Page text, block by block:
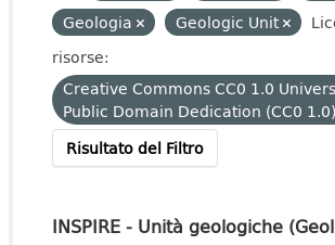
Geologia
Geologic Unit
risorse:
Creative Commons CC0 1.0
Public Domain Dedication (CC0 1.0)
Risultato del Filtro
INSPIRE - Unità geologiche